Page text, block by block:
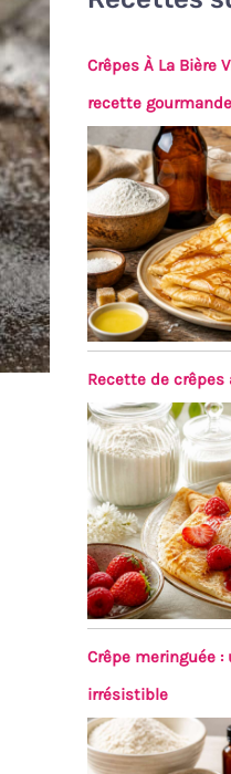
Crêpes À La Bière
recette gourmande
Recette de
Crêpe meringuée
irrésistible